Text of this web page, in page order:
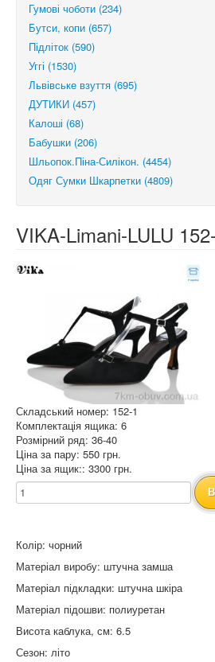
Гумові чоботи (234)
Бутси, копи (657)
Підліток (590)
Уггі (1530)
Львівське взуття (695)
ДУТИКИ (457)
Калоші (68)
Бабушки (206)
Шльопок.Піна-Силікон. (4454)
Одяг Сумки Шкарпетки (4809)
VIKA-Limani-LULU
Складський номер: 152-1
Комплектація ящика: 6
Розмірний ряд: 36-40
Ціна за пару: 550 грн.
Ціна за ящик:: 3300 грн.
Колір: чорний
Матеріал виробу: штучна замша
Матеріал підкладки: штучна шкіра
Матеріал підошви: полиурeтан
Висота каблука, см: 6.5
Сезон: літо